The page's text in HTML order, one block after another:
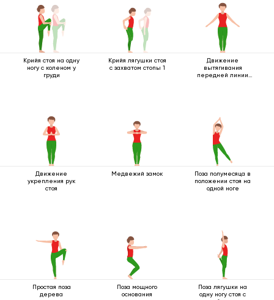
Крийя стоя на одну
ногу с коленом у
груди
Крийя лягушки стоя
с захватом стопы 1
Движение
вытягивания
передней линии
Движение
укрепления рук
стоя
Медвежий замок
Поза полумесяца в
положении стоя на
одной ноге
Простая поза
дерева
Поза мощного
основания
Поза лягушки на
одну ногу стоя с